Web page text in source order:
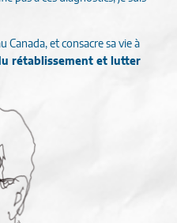
Canada, et consacre sa vie à
rétablissement et lutter